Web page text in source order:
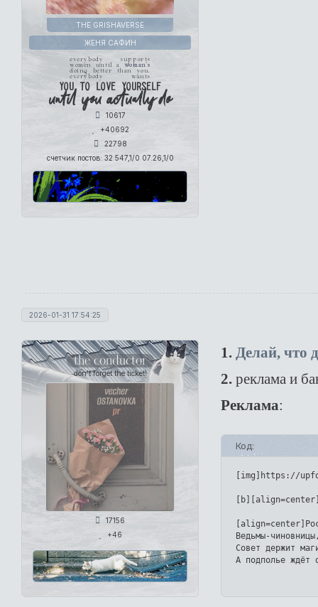
THE GRISHAVERSE
ЖЕНЯ САФИН
everybody supports
women until a woman's
doing better than you.
everybody wants
you to love yourself
until you actually do
10617
+40692
22798
счетчик постов: 32 547,1/0 07.26,1/0
2026-01-31 17:54:25
the conductor
don't forget the ticket!
17156
+46
1. Делай, что
2. реклама и
Реклама:
Код:
[img]https://
Ведьмы-
Совет держит
А подполье ждёт